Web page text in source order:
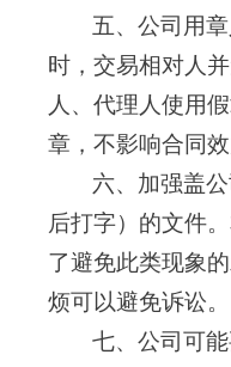
五、公司用
时，交易相对人
人、代理人使用
章，不影响合同效
六、加强盖
后打字）的文件
了避免此类现象
烦可以避免诉讼。
七、公司可